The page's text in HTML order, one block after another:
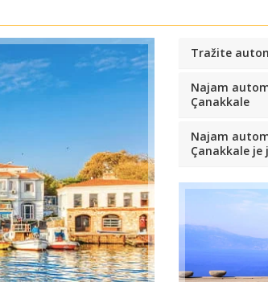
Tražite
Najam
Çanakkale
Najam
Çanakkale je